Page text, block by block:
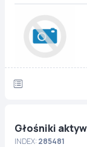
Głośniki
INDEX:285481